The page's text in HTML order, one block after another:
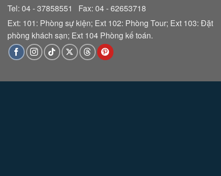
Tel: 04 - 37858551 Fax: 04 - 62653718
Ext: 101: Phòng sự kiện; Ext 102: Phòng Tour; Ext 103: Đặt
phòng khách sạn; Ext 104 Phòng kế toán.